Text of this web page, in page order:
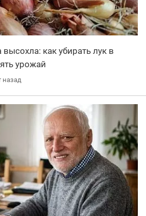
как убирать лук в
урожай
назад